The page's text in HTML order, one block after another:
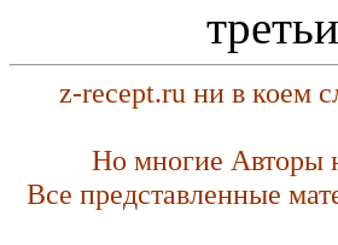
z-recept.ru ни в коем
Но многие Авторы
Все представленные